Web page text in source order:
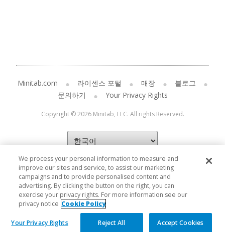
Minitab.com 라이센스 포털 매장
블로그
문의하기
Your Privacy Rights
Copyright © 2026 Minitab, LLC. All rights Reserved.
We process your personal information to measure and
improve our sites and service, to assist our marketing
campaigns and to provide personalised content and
advertising. By clicking the button on the right, you can
exercise your privacy rights. For more information see our
privacy notice Cookie Policy
Your Privacy Rights Reject All Accept Cookies